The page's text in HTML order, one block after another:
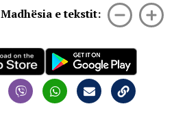
Madhësia e tekstit: